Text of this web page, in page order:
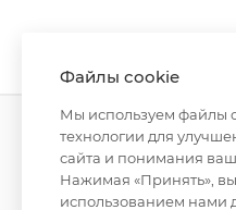
КАТАЛОГ
Файлы cookie
Мы используем файлы
технологии для
сайта и понимания
Нажимая «Принять», вы
использованием нами